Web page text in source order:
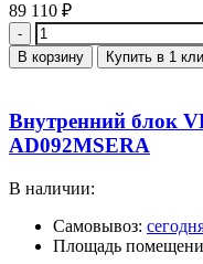
89 110 ₽
Количество
В корзину Купить в 1
Внутренний блок
AD092MSERA
В наличии:
Самовывоз:
Площадь